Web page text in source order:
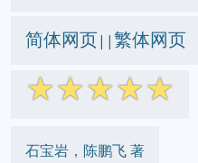
简体网页||繁体网页
☆☆☆☆☆
石宝岩，陈鹏飞 著